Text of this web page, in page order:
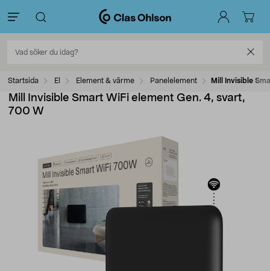
Startsida El Element & värme Panelelement Mill Invisible
Mill Invisible Smart WiFi element Gen. 4, svart,
700 W